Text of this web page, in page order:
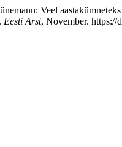
Veel
Eesti Arst, November. https://